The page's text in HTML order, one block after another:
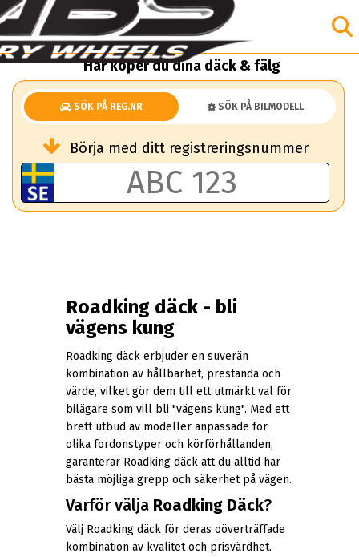
Här köper du dina däck & fälg
SÖK PÅ REG.NR SÖK PÅ BILMODELL
Börja med ditt registreringsnummer
Roadking däck - bli
vägens kung
Roadking däck erbjuder en suverän
kombination av hållbarhet, prestanda och
värde, vilket gör dem till ett utmärkt val för
bilägare som vill bli "vägens kung". Med ett
brett utbud av modeller anpassade för
olika fordonstyper och körförhållanden,
garanterar Roadking däck att du alltid har
bästa möjliga grepp och säkerhet på vägen.
Varför välja Roadking Däck?
Välj Roadking däck för deras oöverträffade
kombination av kvalitet och prisvärdhet.